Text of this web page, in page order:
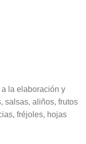
la elaboración y
salsas, aliños, frutos
fréjoles, hojas